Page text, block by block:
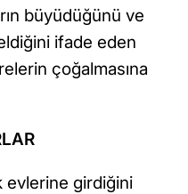
büyüdüğünü ve
ifade eden
çoğalmasına
evlerine girdiğini